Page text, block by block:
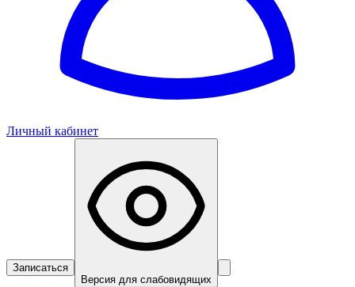
Личный кабинет
Записаться
Версия для слабовидящих